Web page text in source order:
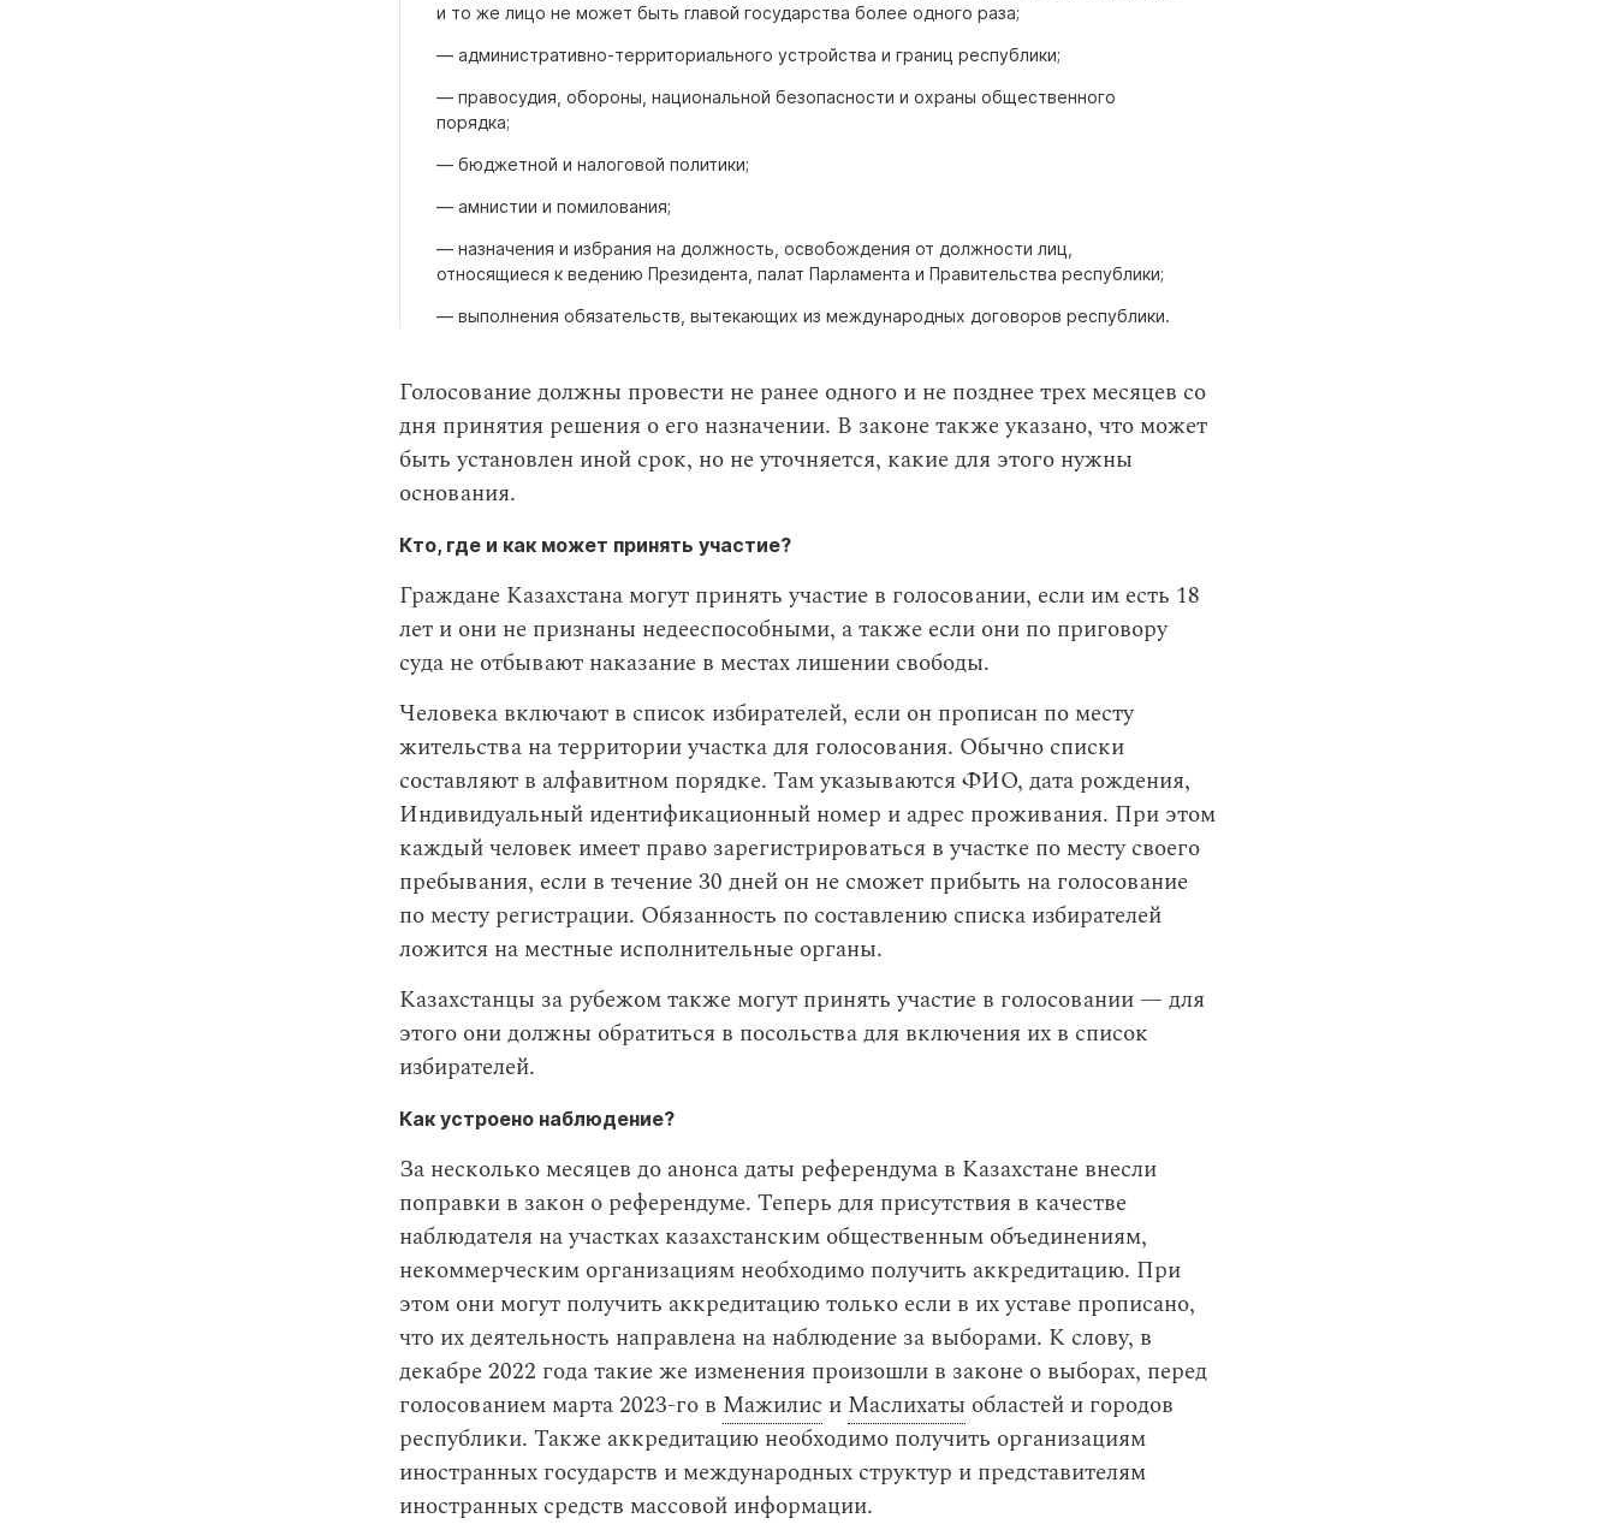
и то же лицо не может быть главой государства более одного раза;
— административно-территориального устройства и границ республики;
— правосудия, обороны, национальной безопасности и охраны общественного
порядка;
— бюджетной и налоговой политики;
— амнистии и помилования;
— назначения и избрания на должность, освобождения от должности лиц,
относящиеся к ведению Президента, палат Парламента и Правительства республики;
— выполнения обязательств, вытекающих из международных договоров республики.
Голосование должны провести не ранее одного и не позднее трех месяцев со
дня принятия решения о его назначении. В законе также указано, что может
быть установлен иной срок, но не уточняется, какие для этого нужны
основания.
Кто, где и как может принять участие?
Граждане Казахстана могут принять участие в голосовании, если им есть 18
лет и они не признаны недееспособными, а также если они по приговору
суда не отбывают наказание в местах лишении свободы.
Человека включают в список избирателей, если он прописан по месту
жительства на территории участка для голосования. Обычно списки
составляют в алфавитном порядке. Там указываются ФИО, дата рождения,
Индивидуальный идентификационный номер и адрес проживания. При этом
каждый человек имеет право зарегистрироваться в участке по месту своего
пребывания, если в течение 30 дней он не сможет прибыть на голосование
по месту регистрации. Обязанность по составлению списка избирателей
ложится на местные исполнительные органы.
Казахстанцы за рубежом также могут принять участие в голосовании — для
этого они должны обратиться в посольства для включения их в список
избирателей.
Как устроено наблюдение?
За несколько месяцев до анонса даты референдума в Казахстане внесли
поправки в закон о референдуме. Теперь для присутствия в качестве
наблюдателя на участках казахстанским общественным объединениям,
некоммерческим организациям необходимо получить аккредитацию. При
этом они могут получить аккредитацию только если в их уставе прописано,
что их деятельность направлена на наблюдение за выборами. К слову, в
декабре 2022 года такие же изменения произошли в законе о выборах, перед
голосованием марта 2023-го в Мажилис и Маслихаты областей и городов
республики. Также аккредитацию необходимо получить организациям
иностранных государств и международных структур и представителям
иностранных средств массовой информации.